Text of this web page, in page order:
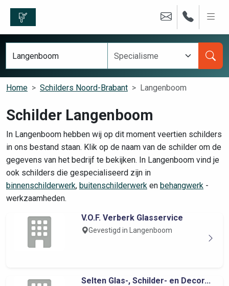
Home Schilders Noord-Brabant Langenboom
Schilder Langenboom
In Langenboom hebben wij op dit moment veertien schilders
in ons bestand staan. Klik op de naam van de schilder om de
gegevens van het bedrijf te bekijken. In Langenboom vind je
ook schilders die gespecialiseerd zijn in
binnenschilderwerk, buitenschilderwerk en behangwerk -
werkzaamheden.
V.O.F. Verberk Glasservice
Gevestigd in Langenboom
Selten Glas-, Schilder- en Decor...